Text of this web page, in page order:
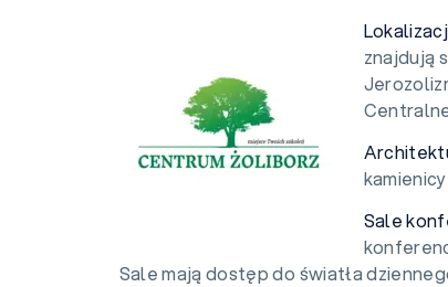
znajdują
Sale
Sale mają dostęp do światła